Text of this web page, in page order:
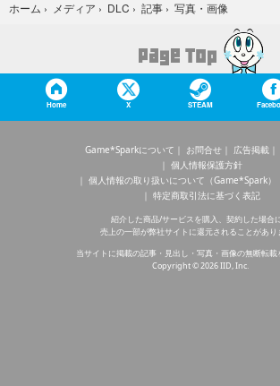
ホーム › メディア › DLC › 記事 › 写真・画像
Home X STEAM
Game*Sparkについて お問合せ 広告掲載
個人情報保護方針
個人情報の取り扱いについて（Game*Spark）
特定商取引法に基づく表記
紹介した商品/サービスを購入、契約した場合に
売上の一部が弊社サイトに還元されることがあり
当サイトに掲載の記事・見出し・写真・画像の無断転載
Copyright © 2026 IID, Inc.